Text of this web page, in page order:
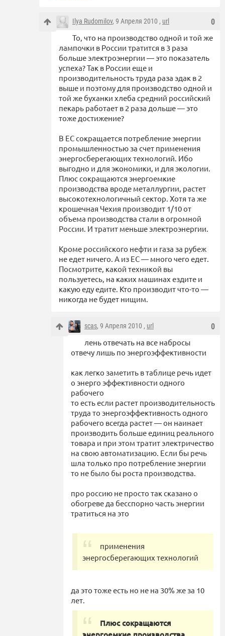
0
Ilya Rudomilov, 9 Апреля 2010 , url
То, что на производство одной и той же
лампочки в России тратится в 3 раза
больше электроэнергии — это показатель
успеха? Так в России еще и
производительность труда раза эдак в 2
выше и поэтому для производство одной и
той же буханки хлеба средний российский
пекарь работает в 2 раза дольше — это
тоже достижение?
В ЕС сокращается потребление энергии
промышленностью за счет применения
энергосберегающих технологий. Ибо
выгодно и для экономики, и для экологии.
Плюс сокращаются энергоемкие
производства вроде металлургии, растет
высокотехнологичный сектор. Хотя та же
крошечная Чехия производит 1/10 от
объема производства стали в огромной
России. И тратит меньше электроэнергии.
Кроме российского нефти и газа за рубеж
не едет ничего. А из ЕС — много чего едет.
Посмотрите, какой техникой вы
пользуетесь, на каких машинах ездите и
какую еду едите. Кто производит что-то —
никогда не будет нищим.
0
scas, 9 Апреля 2010 , url
лень отвечать на все набросы
отвечу лишь по энергоэффективности
как легко заметить в таблице речь идет
о энерго эффективности одного
рабочего
то есть если растет производительность
труда то энергоэффективность одного
рабочего всегда растет — он наинает
производить больше единиц реального
товара и при этом тратит электричество
на свою автоматизацию. Если бы речь
шла только про потребление энергии
то не было бы роста производства.
про россию не просто так сказано о
обогреве да бесспорно часть энергии
тратиться на это
применения
энергосберегающих технологий
да это тоже есть но не на 30% же за 10
лет.
Плюс сокращаются